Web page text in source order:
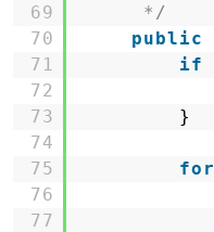
69
70
71
72
73
74
75
76
77
*/
public
if
}
for